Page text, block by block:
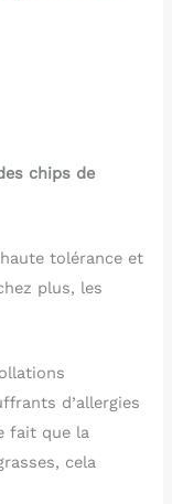
chips de
tolérance et
plus, les
d’allergies
fait que la
cela